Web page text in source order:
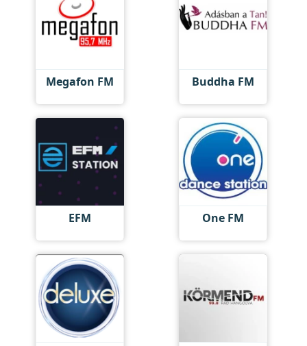
Megafon FM Buddha FM
EFM One FM